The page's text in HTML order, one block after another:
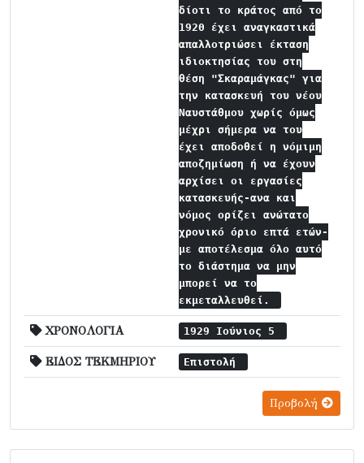
δίοτι το κράτος από το
1920 έχει αναγκαστικά
απαλλοτριώσει έκταση
ιδιοκτησίας του στη
θέση "Σκαραμάγκας" για
την κατασκευή του νέου
Ναυστάθμου χωρίς όμως
μέχρι σήμερα να του
έχει αποδοθεί η νόμιμη
αποζημίωση ή να έχουν
αρχίσει οι εργασίες
κατασκευής-ανα και
νόμος ορίζει ανώτατο
χρονικό όριο επτά ετών-
με αποτέλεσμα όλο αυτό
το διάστημα να μην
μπορεί να το
εκμεταλλευθεί.
ΧΡΟΝΟΛΟΓΙΑ 1929 Ιούνιος 5
ΕΙΔΟΣ ΤΕΚΜΗΡΙΟΥ Επιστολή
Προβολή